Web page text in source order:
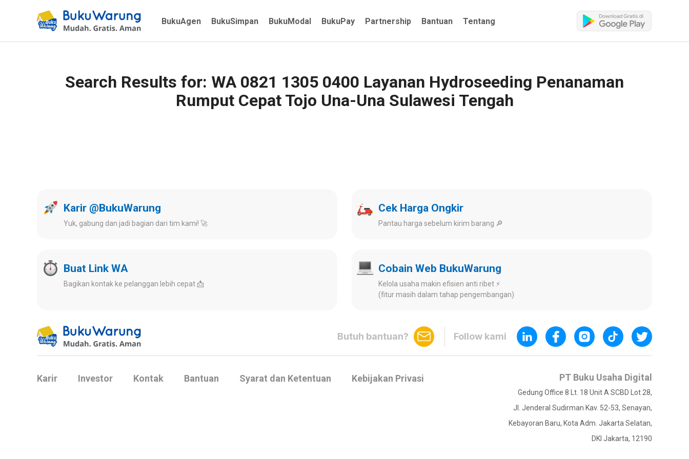
BukuAgen BukuSimpan BukuModal BukuPay Partnership Bantuan Tentang
Search Results for: WA 0821 1305 0400 Layanan Hydroseeding Penanaman
Rumput Cepat Tojo Una-Una Sulawesi Tengah
Karir @BukuWarung
Yuk, gabung dan jadi bagian dari tim kami! 🚀
Cek Harga Ongkir
Pantau harga sebelum kirim barang 🔎
Buat Link WA
Bagikan kontak ke pelanggan lebih cepat 📩
Cobain Web BukuWarung
Kelola usaha makin efisien anti ribet ⚡️
(fitur masih dalam tahap pengembangan)
Butuh bantuan? Follow kami
Karir Investor Kontak Bantuan Syarat dan Ketentuan Kebijakan Privasi PT Buku Usaha Digital
Gedung Office 8 Lt. 18 Unit A SCBD Lot 28,
Jl. Jenderal Sudirman Kav. 52-53, Senayan,
Kebayoran Baru, Kota Adm. Jakarta Selatan,
DKI Jakarta, 12190